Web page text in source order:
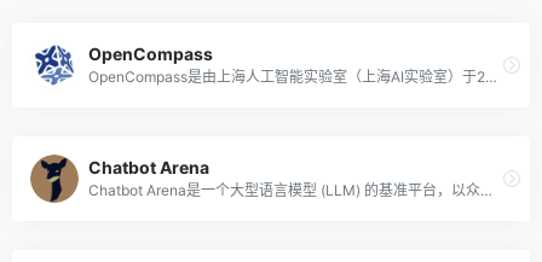
OpenCompass
OpenCompass是由上海人工智能实验室（上海AI实验室）于2023年8月正式推出的大模型开放评测体系，通过完整开源可复现的评测框架，支持大语言模型、多模态模型各类模型的一站式评测，并定期公布评测结果榜单。
Chatbot Arena
Chatbot Arena是一个大型语言模型 (LLM) 的基准平台，以众包方式进行匿名随机对战，该项目方LMSYS Org是由加州大学伯克利分校、加州大学圣地亚哥分校和卡内基梅隆大学合作创立的研究组织。